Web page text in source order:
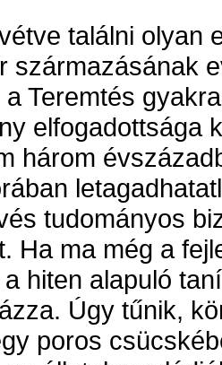
találni olyan
származásának
Teremtés
elfogadottsága
három
tudományos
Ha ma még a
hiten alapuló
Úgy tűnik,
poros